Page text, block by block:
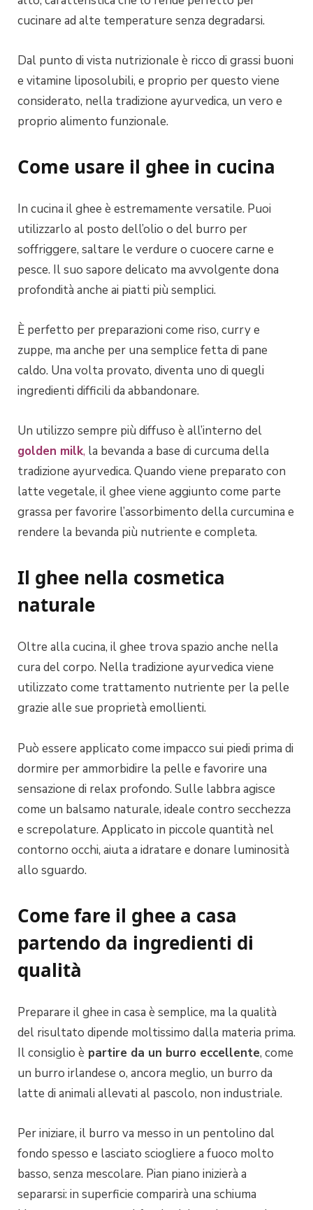
cucinare ad alte temperature senza degradarsi.
Dal punto di vista nutrizionale è ricco di grassi buoni
e vitamine liposolubili, e proprio per questo viene
considerato, nella tradizione ayurvedica, un vero e
proprio alimento funzionale.
Come usare il ghee in cucina
In cucina il ghee è estremamente versatile. Puoi
utilizzarlo al posto dell’olio o del burro per
soffriggere, saltare le verdure o cuocere carne e
pesce. Il suo sapore delicato ma avvolgente dona
profondità anche ai piatti più semplici.
È perfetto per preparazioni come riso, curry e
zuppe, ma anche per una semplice fetta di pane
caldo. Una volta provato, diventa uno di quegli
ingredienti difficili da abbandonare.
Un utilizzo sempre più diffuso è all’interno del
golden milk, la bevanda a base di curcuma della
tradizione ayurvedica. Quando viene preparato con
latte vegetale, il ghee viene aggiunto come parte
grassa per favorire l’assorbimento della curcumina e
rendere la bevanda più nutriente e completa.
Il ghee nella cosmetica
naturale
Oltre alla cucina, il ghee trova spazio anche nella
cura del corpo. Nella tradizione ayurvedica viene
utilizzato come trattamento nutriente per la pelle
grazie alle sue proprietà emollienti.
Può essere applicato come impacco sui piedi prima di
dormire per ammorbidire la pelle e favorire una
sensazione di relax profondo. Sulle labbra agisce
come un balsamo naturale, ideale contro secchezza
e screpolature. Applicato in piccole quantità nel
contorno occhi, aiuta a idratare e donare luminosità
allo sguardo.
Come fare il ghee a casa
partendo da ingredienti di
qualità
Preparare il ghee in casa è semplice, ma la qualità
del risultato dipende moltissimo dalla materia prima.
Il consiglio è partire da un burro eccellente, come
un burro irlandese o, ancora meglio, un burro da
latte di animali allevati al pascolo, non industriale.
Per iniziare, il burro va messo in un pentolino dal
fondo spesso e lasciato sciogliere a fuoco molto
basso, senza mescolare. Pian piano inizierà a
separarsi: in superficie comparirà una schiuma